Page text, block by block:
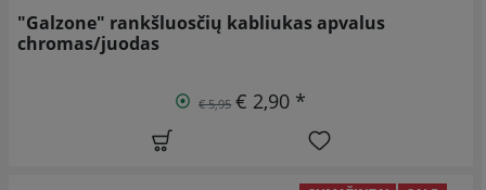
"Galzone" rankšluosčių kabliukas apvalus
chromas/juodas
€ 5,95 € 2,90 *